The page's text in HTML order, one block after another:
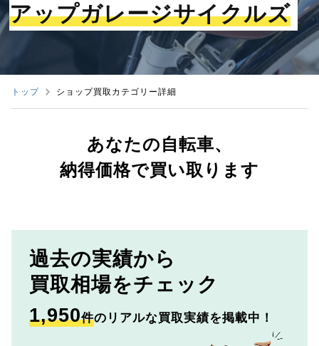
アップガレージサイクルズ
トップ ショップ買取カテゴリー詳細
あなたの自転車、
納得価格で買い取ります
過去の実績から
買取相場をチェック
1,950件のリアルな買取実績を掲載中！